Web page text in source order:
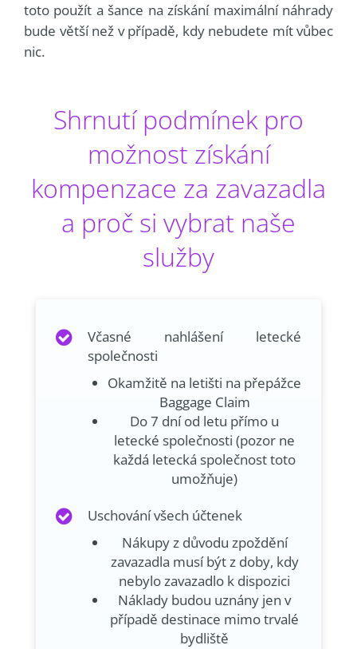
toto použít a šance na získání maximální náhrady
bude větší než v případě, kdy nebudete mít vůbec
nic.
Shrnutí podmínek pro
možnost získání
kompenzace za zavazadla
a proč si vybrat naše
služby
Včasné nahlášení letecké
společnosti
Okamžitě na letišti na přepážce
Baggage Claim
Do 7 dní od letu přímo u
letecké společnosti (pozor ne
každá letecká společnost toto
umožňuje)
Uschování všech účtenek
Nákupy z důvodu zpoždění
zavazadla musí být z doby, kdy
nebylo zavazadlo k dispozici
Náklady budou uznány jen v
případě destinace mimo trvalé
bydliště